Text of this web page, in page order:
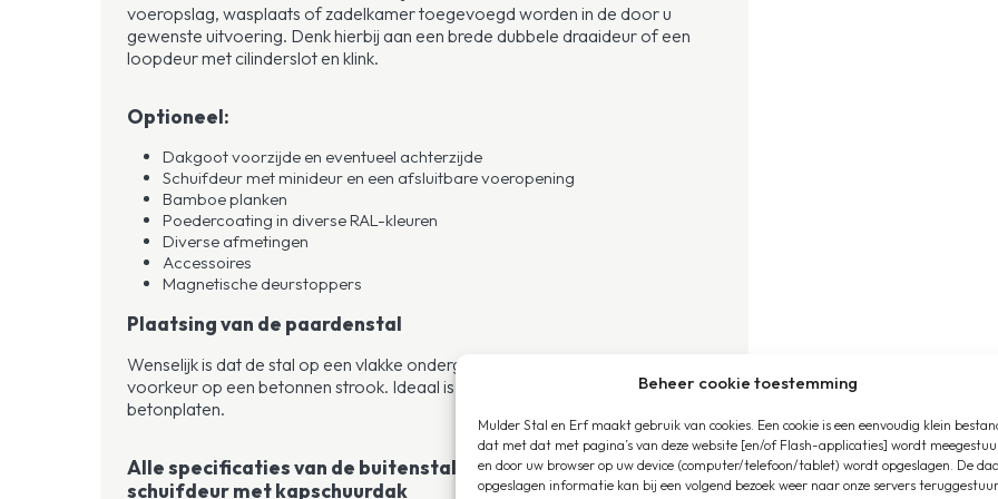
Beheer cookie toestemming
Mulder Stal en Erf maakt gebruik van cookies. Een cookie is een eenvoudig klein
dat met dat met pagina’s van deze website [en/of Flash-applicaties] wordt
en door uw browser op uw device (computer/telefoon/tablet) wordt opgeslagen. De
opgeslagen informatie kan bij een volgend bezoek weer naar onze servers
voeropslag, wasplaats of zadelkamer toegevoegd worden in de door u
gewenste uitvoering. Denk hierbij aan een brede dubbele draaideur of een
loopdeur met cilinderslot en klink.
Optioneel:
Dakgoot voorzijde en eventueel achterzijde
Schuifdeur met minideur en een afsluitbare voeropening
Bamboe planken
Poedercoating in diverse RAL-kleuren
Diverse afmetingen
Accessoires
Magnetische deurstoppers
Plaatsing van de paardenstal
Wenselijk is dat de stal op een vlakke ondergrond gemonteerd wordt. Bij
voorkeur op een betonnen strook. Ideaal is een gestorte betonvloer of
betonplaten.
Alle specificaties van de buitenstal met 1 paardenbox,
schuifdeur met kapschuurdak